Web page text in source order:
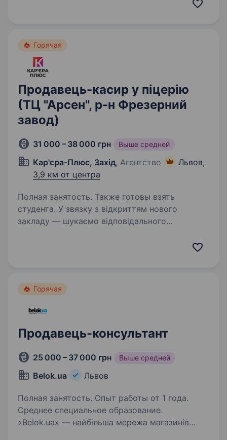
Горячая
Продавець-касир у піцерію
(ТЦ "Арсен", р-н Фрезерний
завод)
31 000 – 38 000 грн Выше средней
Кар'єра-Плюс, Захід, Агентство
Львов,
3,9 км от центра
Полная занятость. Также готовы взять
студента. У звязку з відкриттям нового
закладу — шукаємо відповідального
Горячая
Продавець-консультант
25 000 – 37 000 грн Выше средней
Belok.ua Львов
Полная занятость. Опыт работы от 1 года.
Среднее специальное образование.
«Belok.ua» — найбільша мережа магазинів